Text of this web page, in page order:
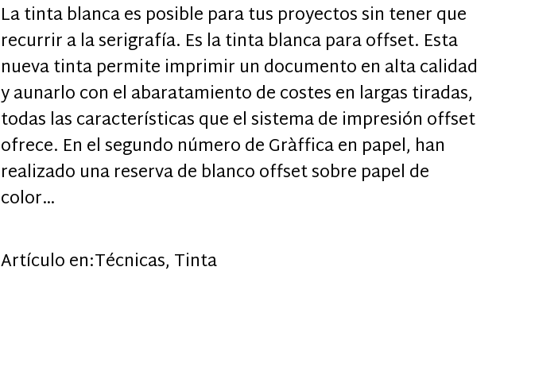
La tinta blanca es posible para tus proyectos sin tener que
recurrir a la serigrafía. Es la tinta blanca para offset. Esta
nueva tinta permite imprimir un documento en alta calidad
y aunarlo con el abaratamiento de costes en largas tiradas,
todas las características que el sistema de impresión offset
ofrece. En el segundo número de Gràffica en papel, han
realizado una reserva de blanco offset sobre papel de
color…
Artículo en:Técnicas, Tinta